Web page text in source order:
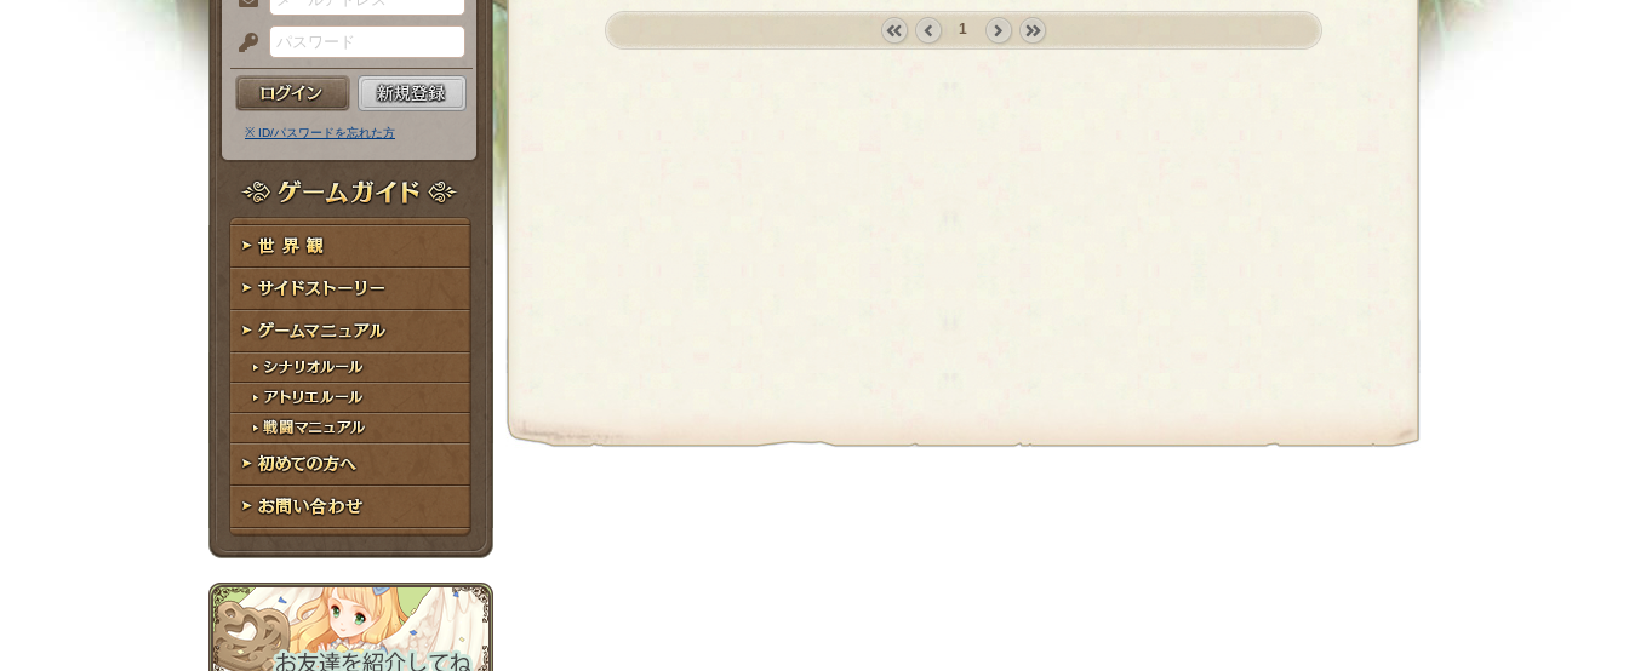
メ
ー
ル
ア
ド
レ
ス
パ
ス
ー
ド
※ ID/パスワードを忘れた方
ゲームガイド
世界観
サイドストーリー
ゲームマニュアル
シナリオルール
アトリエルール
戦闘マニュアル
初めての方へ
お問い合わせ
1